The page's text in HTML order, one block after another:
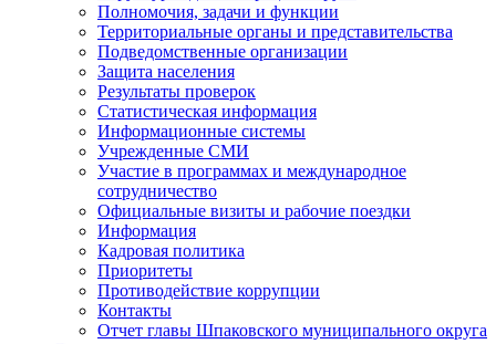
Полномочия, задачи и функции
Территориальные органы и представительства
Подведомственные организации
Защита населения
Результаты проверок
Статистическая информация
Информационные системы
Учрежденные СМИ
Участие в программах и международное
сотрудничество
Официальные визиты и рабочие поездки
Информация
Кадровая политика
Приоритеты
Противодействие коррупции
Контакты
Отчет главы Шпаковского муниципального округа